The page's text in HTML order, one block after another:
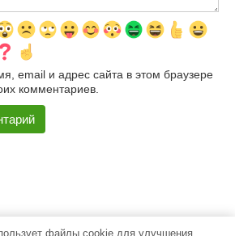
email и адрес сайта в этом браузере
комментариев.
файлы cookie для улучшения